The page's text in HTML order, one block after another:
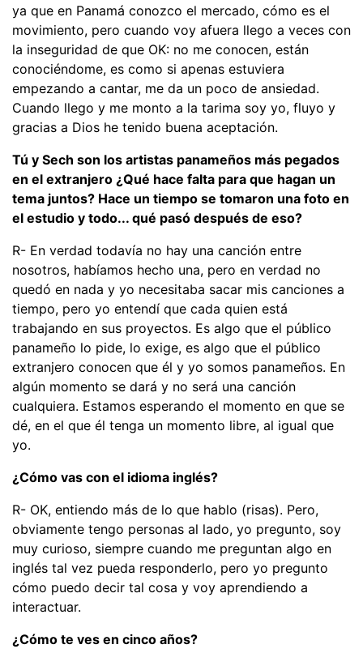
ya que en Panamá conozco el mercado, cómo es el
movimiento, pero cuando voy afuera llego a veces con
la inseguridad de que OK: no me conocen, están
conociéndome, es como si apenas estuviera
empezando a cantar, me da un poco de ansiedad.
Cuando llego y me monto a la tarima soy yo, fluyo y
gracias a Dios he tenido buena aceptación.
Tú y Sech son los artistas panameños más pegados
en el extranjero ¿Qué hace falta para que hagan un
tema juntos? Hace un tiempo se tomaron una foto en
el estudio y todo... qué pasó después de eso?
R- En verdad todavía no hay una canción entre
nosotros, habíamos hecho una, pero en verdad no
quedó en nada y yo necesitaba sacar mis canciones a
tiempo, pero yo entendí que cada quien está
trabajando en sus proyectos. Es algo que el público
panameño lo pide, lo exige, es algo que el público
extranjero conocen que él y yo somos panameños. En
algún momento se dará y no será una canción
cualquiera. Estamos esperando el momento en que se
dé, en el que él tenga un momento libre, al igual que
yo.
¿Cómo vas con el idioma inglés?
R- OK, entiendo más de lo que hablo (risas). Pero,
obviamente tengo personas al lado, yo pregunto, soy
muy curioso, siempre cuando me preguntan algo en
inglés tal vez pueda responderlo, pero yo pregunto
cómo puedo decir tal cosa y voy aprendiendo a
interactuar.
¿Cómo te ves en cinco años?